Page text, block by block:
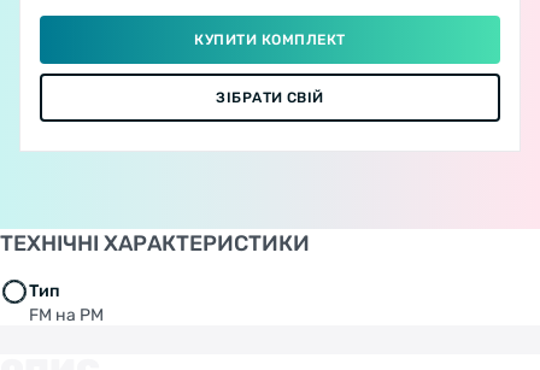
КУПИТИ КОМПЛЕКТ
ЗІБРАТИ СВІЙ
ТЕХНІЧНІ ХАРАКТЕРИСТИКИ
Тип
FM на PM